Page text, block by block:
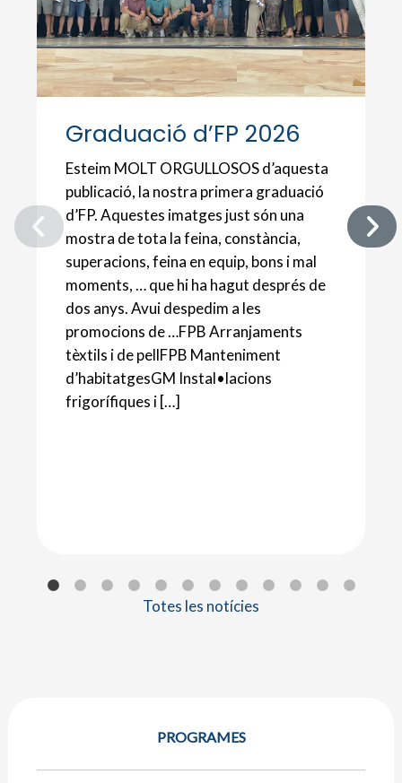
PROGRAMES
Graduació d’FP 2026
Esteim MOLT ORGULLOSOS d’aquesta
publicació, la nostra primera graduació
d’FP. Aquestes imatges just són una
mostra de tota la feina, constància,
superacions, feina en equip, bons i mal
moments, … que hi ha hagut després de
dos anys. Avui despedim a les
promocions de …FPB Arranjaments
tèxtils i de pellFPB Manteniment
d’habitatgesGM Instal•lacions
frigorífiques i […]
Totes les notícies